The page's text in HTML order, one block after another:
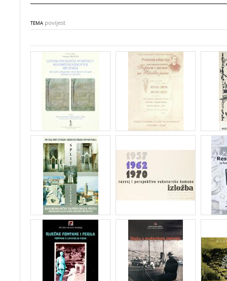
TEMA povijest